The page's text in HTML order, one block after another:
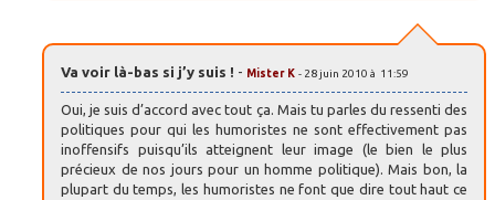
Va voir là-bas si j’y suis ! - Mister K - 28 juin 2010 à 11:59
Oui, je suis d’accord avec tout ça. Mais tu parles du ressenti des
politiques pour qui les humoristes ne sont effectivement pas
inoffensifs puisqu’ils atteignent leur image (le bien le plus
précieux de nos jours pour un homme politique). Mais bon, la
plupart du temps, les humoristes ne font que dire tout haut ce